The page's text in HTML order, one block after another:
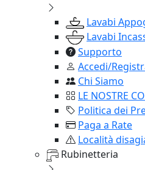
Lavabi
Lavabi
Supporto
Accedi/
Chi Siamo
LE NOSTRE
Politica dei
Paga a Rate
Località
Rubinetteria